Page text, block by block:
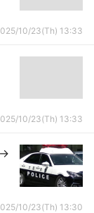
10/23(Th) 13:33
10/23(Th) 13:33
→
10/23(Th) 13:30